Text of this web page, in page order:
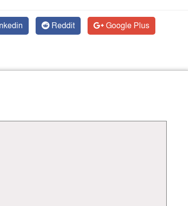
Reddit
Google Plus